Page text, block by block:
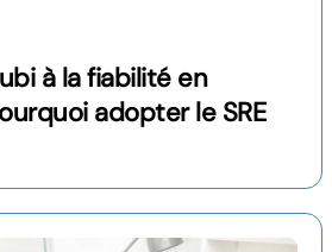
à la fiabilité en
adopter le SRE